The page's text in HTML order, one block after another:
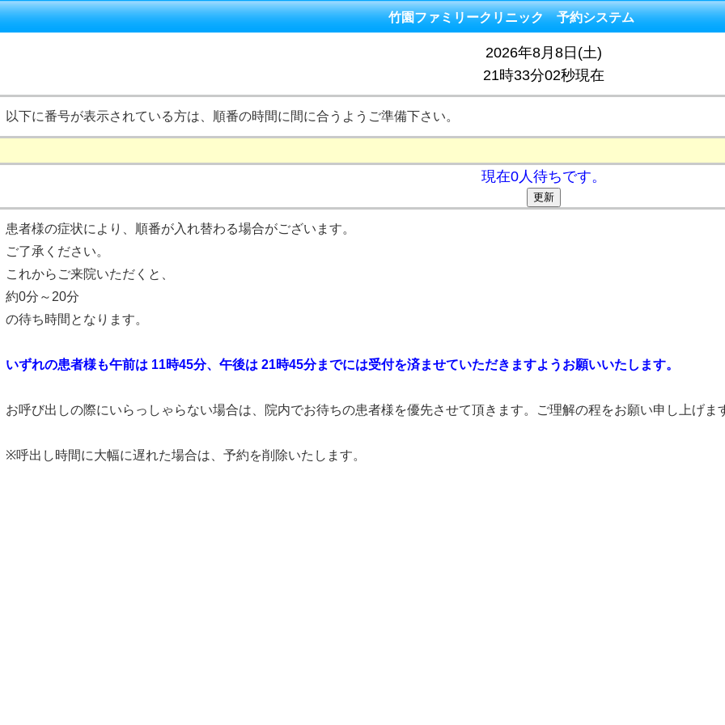
竹園ファミリークリニック 予約システム
2026年8月8日(土)
21時33分02秒現在
以下に番号が表示されている方は、順番の時間に間に合うようご準備下さい。
現在0人待ちです。
患者様の症状により、順番が入れ替わる場合がございます。
ご了承ください。
これからご来院いただくと、
約0分～20分
の待ち時間となります。
いずれの患者様も午前は 11時45分、午後は 21時45分までには受付を済ませていただきますようお願いいたします。
お呼び出しの際にいらっしゃらない場合は、院内でお待ちの患者様を優先させて頂きます。ご理解の程をお願い申し上げま
※呼出し時間に大幅に遅れた場合は、予約を削除いたします。